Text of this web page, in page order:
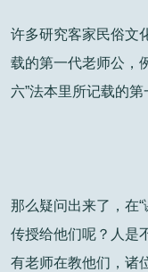
许多研究客家民俗文
载的第一代老师公，
六”法本里所记载的第
那么疑问出来了，在“
传授给他们呢？人是
有老师在教他们，诸